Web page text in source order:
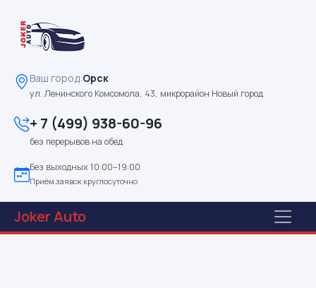
Ваш город:Орск
ул. Ленинского Комсомола, 43, микрорайон Новый город
+ 7 (499) 938-60-96
без перерывов на обед
Без выходных 10:00–19:00
Приём заявок круглосуточно
JokerAuto